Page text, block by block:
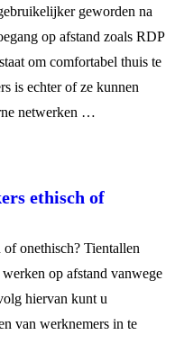
geworden na
op afstand zoals RDP
om comfortabel thuis te
is echter of ze kunnen
netwerken …
ethisch of
onethisch? Tientallen
op afstand vanwege
hiervan kunt u
van werknemers in te